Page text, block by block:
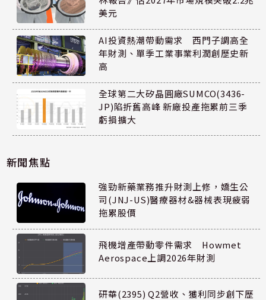
美元
AI投資熱潮帶動需求 西門子調高全
年財測、單季工業事業利潤創歷史新
高
全球第二大矽晶圓廠SUMCO(3436-
JP)陷折舊高峰 新廠投產拖累前三季
虧損擴大
新聞焦點
強勁新藥業務推升財測上修，嬌生公
司(JNJ-US)醫療器材&器械表現疲弱
拖累股價
飛機增產帶動零件需求 Howmet
Aerospace上調2026年財測
研華(2395) Q2營收、獲利同步創下歷